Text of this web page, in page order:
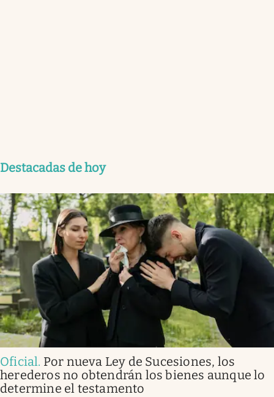
Destacadas de hoy
Oficial. Por nueva Ley de Sucesiones, los
herederos no obtendrán los bienes aunque lo
determine el testamento